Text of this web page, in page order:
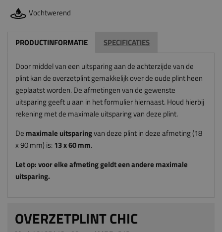
Vochtwerend
PRODUCTINFORMATIE SPECIFICATIES
Door middel van een uitsparing aan de achterzijde van de
plint kan de overzetplint gemakkelijk over de oude plint heen
geplaatst worden. De afmetingen van de gewenste
uitsparing geeft u aan in het formulier hiernaast. Houd hierbij
rekening met de maximale uitsparing van deze plint.
De maximale uitsparingvan deze plint in deze afmeting (18
x 90 mm) is:13x 60mm.
Let op: voor elke afmeting geldt een andere maximale
uitsparing.
OVERZETPLINT CHIC